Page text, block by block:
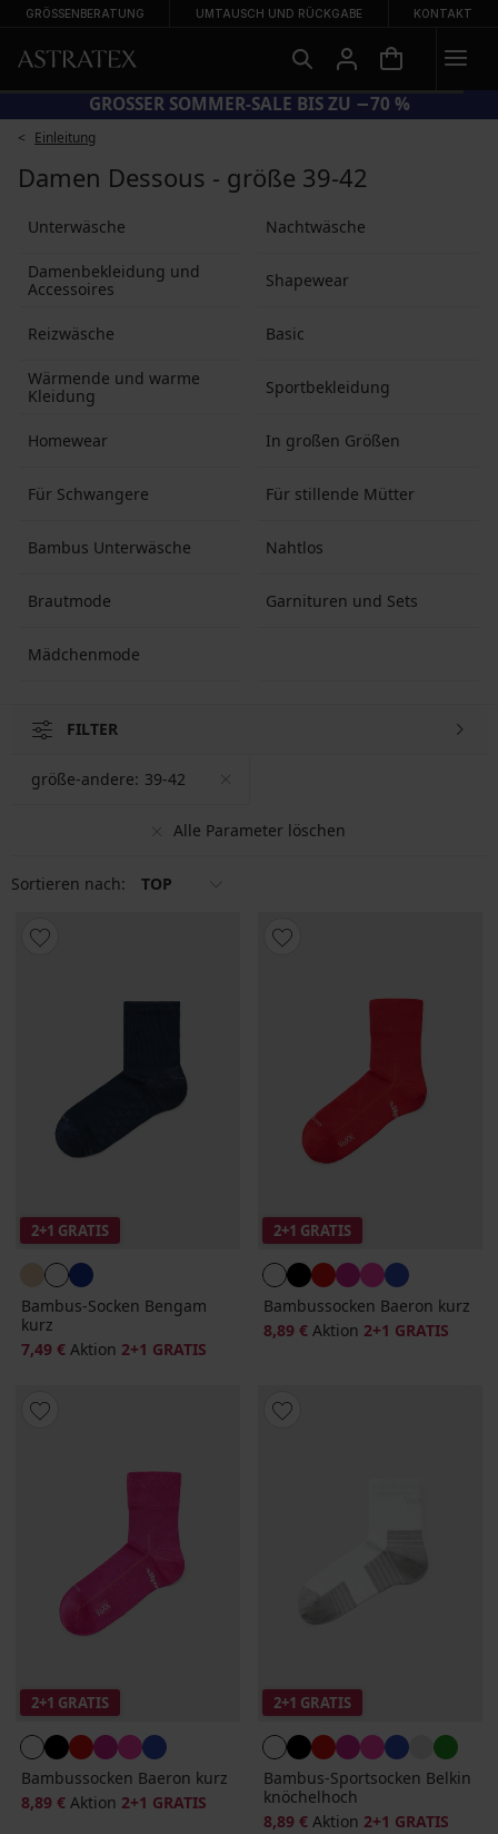
GRÖSSENBERATUNG UMTAUSCH UND RÜCKGABE KONTAKT
BRA20 = BHs −20 %
Einleitung
Damen Dessous - größe 39-42
Unterwäsche Nachtwäsche
Damenbekleidung und
Accessoires
Shapewear
Reizwäsche Basic
Wärmende und warme
Kleidung
Sportbekleidung
Homewear In großen Größen
Für Schwangere Für stillende Mütter
Bambus Unterwäsche Nahtlos
Brautmode Garnituren und Sets
Mädchenmode
FILTER
Alle Parameter löschen
größe-andere: 39-42
Sortieren nach: TOP
2+1 GRATIS
Bambus-Socken Bengam
kurz
7,49 € Aktion 2+1 GRATIS
2+1 GRATIS
Bambussocken Baeron kurz
8,89 € Aktion 2+1 GRATIS
2+1 GRATIS
Bambussocken Baeron kurz
8,89 € Aktion 2+1 GRATIS
2+1 GRATIS
Bambus-Sportsocken Belkin
knöchelhoch
8,89 € Aktion 2+1 GRATIS